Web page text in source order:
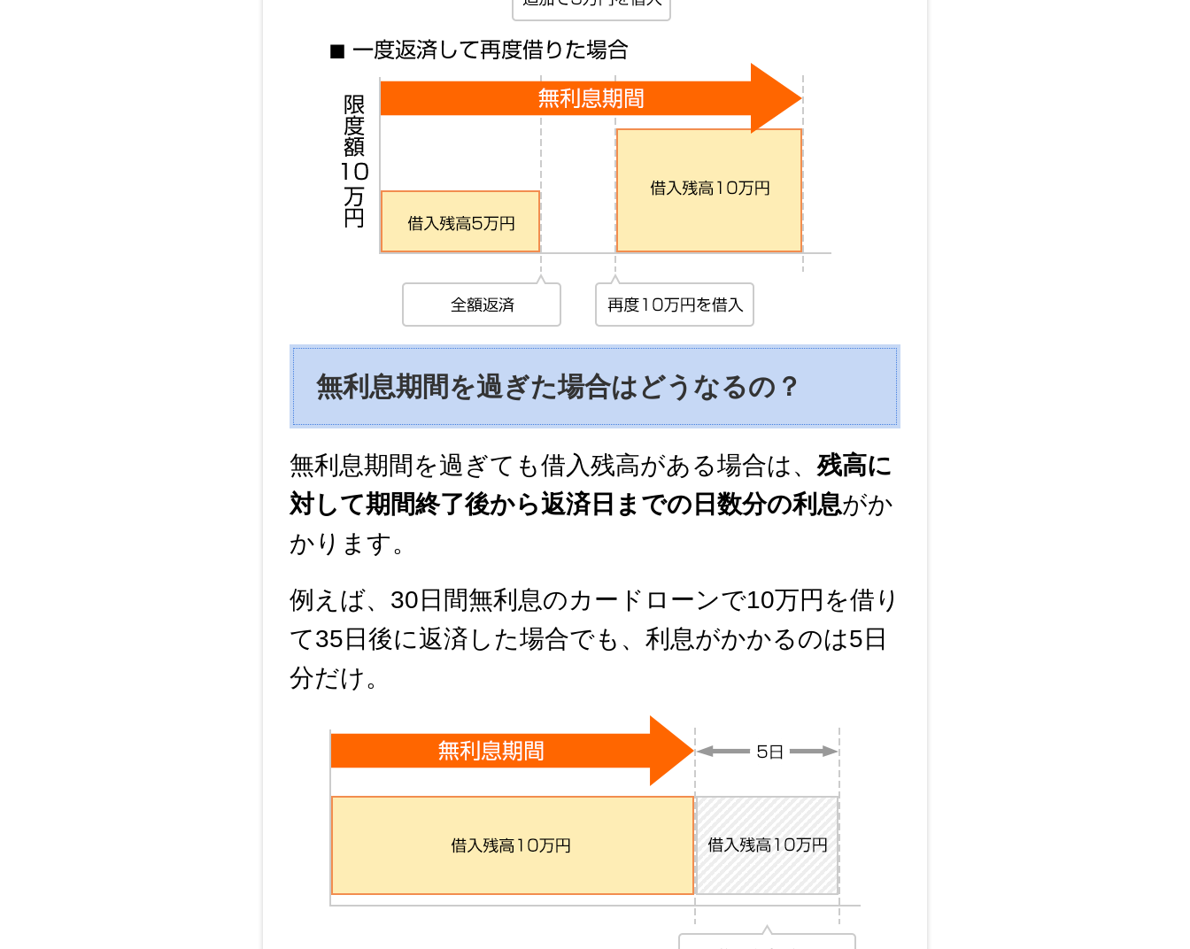
無利息期間を過ぎた場合はどうなるの？
無利息期間を過ぎても借入残高がある場合は、残高に
対して期間終了後から返済日までの日数分の利息がか
かります。
例えば、30日間無利息のカードローンで10万円を借り
て35日後に返済した場合でも、利息がかかるのは5日
分だけ。